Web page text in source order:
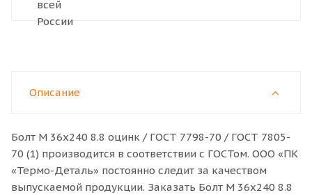
Описание
Болт M 36x240 8.8 оцинк / ГОСТ 7798-70 / ГОСТ 7805-
70 (1) производится в соответствии с ГОСТом. ООО «ПК
«Термо-Деталь» постоянно следит за качеством
выпускаемой продукции. Заказать Болт M 36x240 8.8